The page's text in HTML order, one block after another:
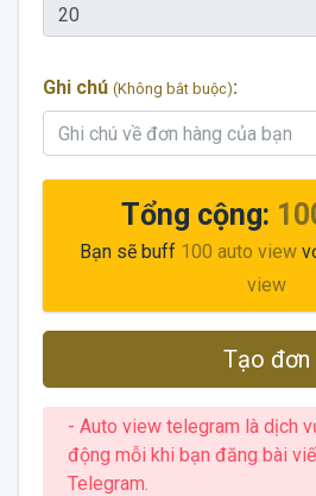
Ghi chú (Không bắt buộc):
Tổng cộng:
Bạn sẽ buff 100 auto view
view
Tạo đơn
- Auto view telegram là dịch
động mỗi khi bạn đăng bài
Telegram.